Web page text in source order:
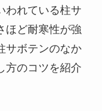
われている柱サ
ほど耐寒性が強
サボテンのなか
方のコツを紹介